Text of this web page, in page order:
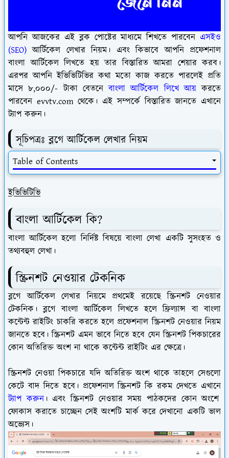
আপনি আজকের এই ব্লক পোষ্টের মাধ্যমে শিখতে পারবেন এসইও
(SEO) আর্টিকেল লেখার নিয়ম। এবং কিভাবে আপনি প্রফেশনাল
বাংলা আর্টিকেল লিখতে হয় তার বিস্তারিত আমরা শেয়ার করব।
এরপর আপনি ইভিভিটিভির কথা মতো কাজ করতে পারলেই প্রতি
মাসে ৮,০০০/- টাকা বেতনেবাংলা আর্টিকেল লিখে আয়করতে
পারবেন evvtv.com থেকে। এই সম্পর্কে বিস্তারিত জানতে এখানে
ট্যাপ করুন।
সূচিপত্রঃ ব্লগে আর্টিকেল লেখার নিয়ম
Table of Contents
ইভিভিটিভি
বাংলা আর্টিকেল কি?
বাংলা আর্টিকেল হলো নির্দিষ্ট বিষয়ে বাংলা লেখা একটি সুসংহত ও
তথ্যবহুল লেখা।
স্ক্রিনশট নেওয়ার টেকনিক
ব্লগে আর্টিকেল লেখার নিয়মে প্রথমেই রয়েছে স্ক্রিনশট নেওয়ার
টেকনিক। ব্লগে বাংলা আর্টিকেল লিখতে হলে ফ্রিল্যান্স বা বাংলা
কন্টেন্ট রাইটিং চাকরি করতে হলে প্রফেশনাল স্ক্রিনশট নেওয়ার নিয়ম
জানতে হবে। স্ক্রিনশট এমন ভাবে নিতে হবে যেন স্ক্রিনশট পিকচারের
কোন অতিরিক্ত অংশ না থাকে কন্টেন্ট রাইটিং এর ক্ষেত্রে।
স্ক্রিনশট নেওয়া পিকচারে যদি অতিরিক্ত অংশ থাকে তাহলে সেগুলো
কেটে বাদ দিতে হবে। প্রফেশনাল স্ক্রিনশট কি রকম দেখতে এখানে
ট্যাপ করুন। এবং স্ক্রিনশট নেওয়ার সময় পাঠকদের কোন অংশে
ফোকাস করাতে চাচ্ছেন সেই অংশটি মার্ক করে দেখানো একটি ভাল
অভ্যেস।